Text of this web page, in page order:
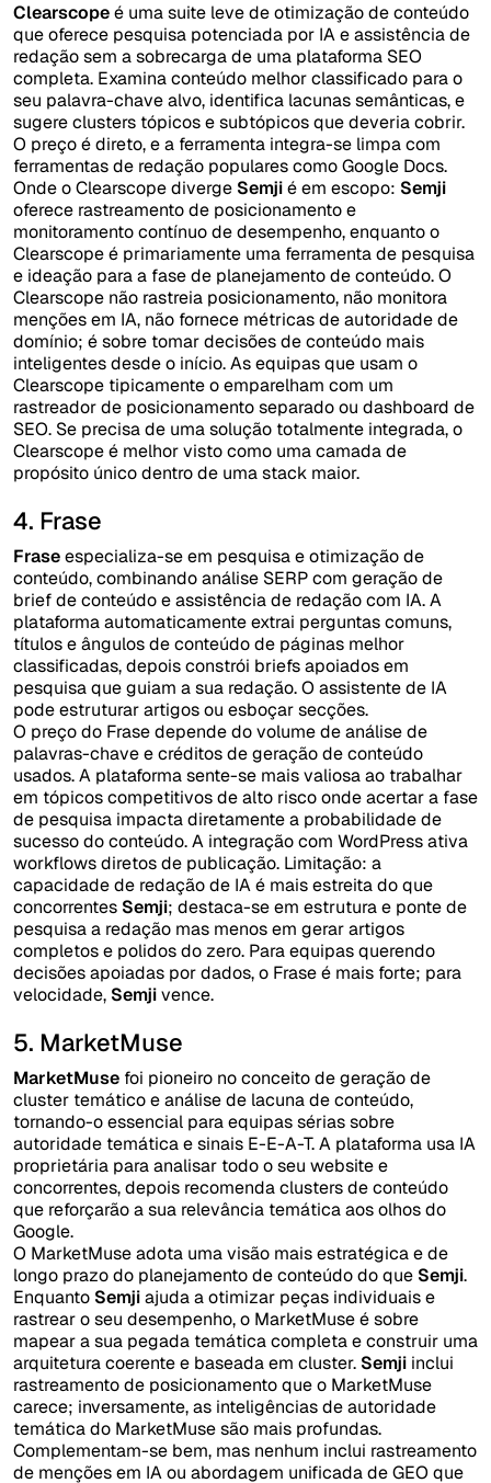
Clearscopeé uma suite leve de otimização de conteúdo
que oferece pesquisa potenciada por IA e assistência de
redação sem a sobrecarga de uma plataforma SEO
completa. Examina conteúdo melhor classificado para o
seu palavra-chave alvo, identifica lacunas semânticas, e
sugere clusters tópicos e subtópicos que deveria cobrir.
O preço é direto, e a ferramenta integra-se limpa com
ferramentas de redação populares como Google Docs.
Onde o Clearscope diverge Semjié em escopo: Semji
oferece rastreamento de posicionamento e
monitoramento contínuo de desempenho, enquanto o
Clearscope é primariamente uma ferramenta de pesquisa
e ideação para a fase de planejamento de conteúdo. O
Clearscope não rastreia posicionamento, não monitora
menções em IA, não fornece métricas de autoridade de
domínio; é sobre tomar decisões de conteúdo mais
inteligentes desde o início. As equipas que usam o
Clearscope tipicamente o emparelham com um
rastreador de posicionamento separado ou dashboard de
SEO. Se precisa de uma solução totalmente integrada, o
Clearscope é melhor visto como uma camada de
propósito único dentro de uma stack maior.
4. Frase
Fraseespecializa-se em pesquisa e otimização de
conteúdo, combinando análise SERP com geração de
brief de conteúdo e assistência de redação com IA. A
plataforma automaticamente extrai perguntas comuns,
títulos e ângulos de conteúdo de páginas melhor
classificadas, depois constrói briefs apoiados em
pesquisa que guiam a sua redação. O assistente de IA
pode estruturar artigos ou esboçar secções.
O preço do Frase depende do volume de análise de
palavras-chave e créditos de geração de conteúdo
usados. A plataforma sente-se mais valiosa ao trabalhar
em tópicos competitivos de alto risco onde acertar a fase
de pesquisa impacta diretamente a probabilidade de
sucesso do conteúdo. A integração com WordPress ativa
workflows diretos de publicação. Limitação: a
capacidade de redação de IA é mais estreita do que
concorrentes Semji; destaca-se em estrutura e ponte de
pesquisa a redação mas menos em gerar artigos
completos e polidos do zero. Para equipas querendo
decisões apoiadas por dados, o Frase é mais forte; para
velocidade, Semjivence.
5. MarketMuse
MarketMuse foi pioneiro no conceito de geração de
cluster temático e análise de lacuna de conteúdo,
tornando-o essencial para equipas sérias sobre
autoridade temática e sinais E-E-A-T. A plataforma usa IA
proprietária para analisar todo o seu website e
concorrentes, depois recomenda clusters de conteúdo
que reforçarão a sua relevância temática aos olhos do
Google.
O MarketMuse adota uma visão mais estratégica e de
longo prazo do planejamento de conteúdo do que Semji.
Enquanto Semjiajuda a otimizar peças individuais e
rastrear o seu desempenho, o MarketMuse é sobre
mapear a sua pegada temática completa e construir uma
arquitetura coerente e baseada em cluster. Semji inclui
rastreamento de posicionamento que o MarketMuse
carece; inversamente, as inteligências de autoridade
temática do MarketMuse são mais profundas.
Complementam-se bem, mas nenhum inclui rastreamento
de menções em IA ou abordagem unificada de GEO que